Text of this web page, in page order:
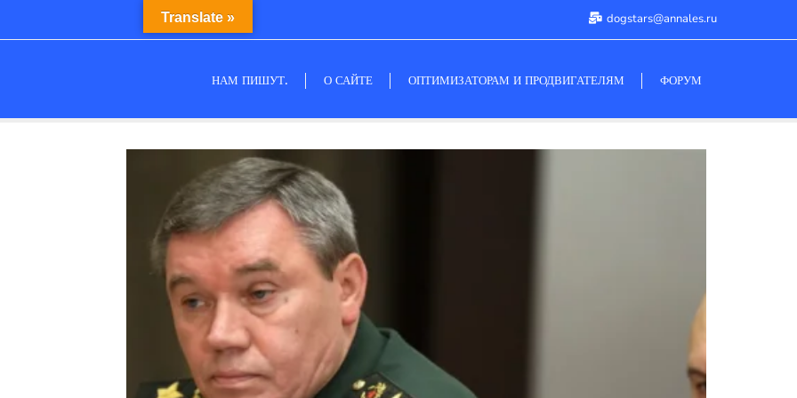
dogstars@annales.ru
НАМ ПИШУТ. О САЙТЕ ОПТИМИЗАТОРАМ И ПРОДВИГАТЕЛЯМ ФОРУМ
Translate »